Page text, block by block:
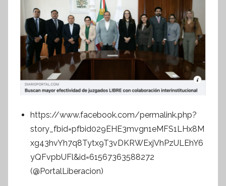
https://www.facebook.com/permalink.php?
story_fbid=pfbid029EHE3mvgn1eMFS1LHx8M
xg43hvYh7q8Tytx9T3vDKRWExjVhPzULEhY6
yQFvpbUFl&id=61567363588272
(@PortalLiberacion)